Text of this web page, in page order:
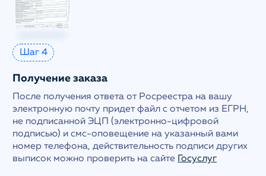
Шаг 4
Получение заказа
После получения ответа от Росреестра на вашу
электронную почту придет файл с отчетом из ЕГРН,
не подписанной ЭЦП (электронно-цифровой
подписью) и смс-оповещение на указанный вами
номер телефона, действительность подписи других
выписок можно проверить на сайте
Госуслуг